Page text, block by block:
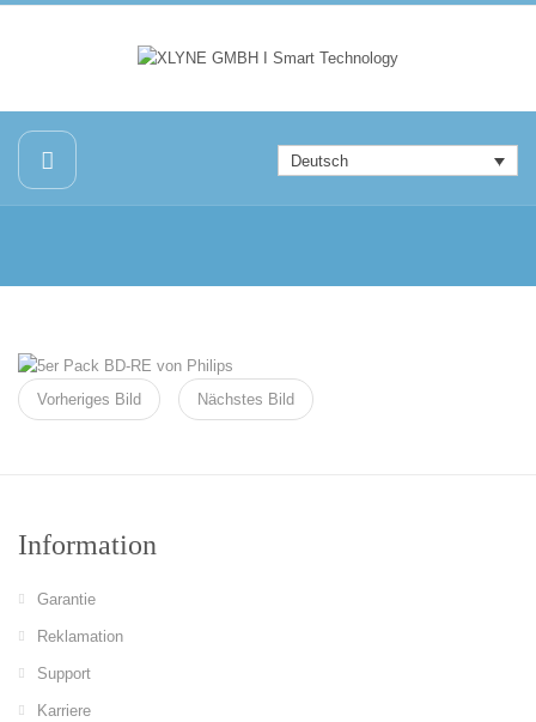
Deutsch
Vorheriges Bild Nächstes Bild
Information
Garantie
Reklamation
Support
Karriere